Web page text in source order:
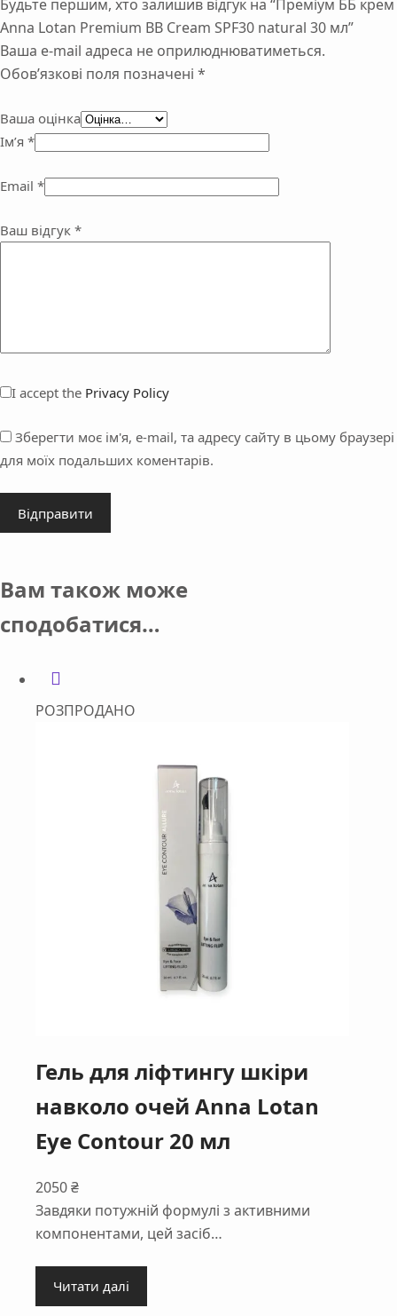
Будьте першим, хто залишив відгук на “Преміум ББ крем
Anna Lotan Premium BB Cream SPF30 natural 30 мл”
Ваша e-mail адреса не оприлюднюватиметься.
Обов’язкові поля позначені *
Ваша оцінка
Ім’я *
Email *
Ваш відгук *
I accept the Privacy Policy
Зберегти моє ім'я, e-mail, та адресу сайту в цьому браузері
для моїх подальших коментарів.
Відправити
Вам також може
сподобатися…
РОЗПРОДАНО
Гель для ліфтингу шкіри
навколо очей Anna Lotan
Eye Contour 20 мл
2050₴
Завдяки потужній формулі з активними
компонентами, цей засіб…
Читати далі